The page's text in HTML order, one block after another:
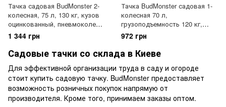
Тачка садовая BudMonster 2-
колесная, 75 л, 130 кг, кузов
оцинкованный, пневмоколесо
3.5х8, (01-003)
1 344 грн
Тачка BudMonster садовая 1-
колесная 70 л,
грузоподъемность 120 кг,
колесо пневвмо пластик
3.5x6 (01-001П)
972 грн
Садовые тачки со склада в Киеве
Для эффективной организации труда в саду и огороде
стоит купить садовую тачку. BudMonster предоставляет
возможность розничных покупок напрямую от
производителя. Кроме того, принимаем заказы оптом.